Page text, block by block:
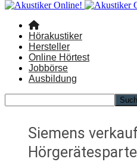
Hörakustiker
Hersteller
Online Hörtest
Jobbörse
Ausbildung
Siemens